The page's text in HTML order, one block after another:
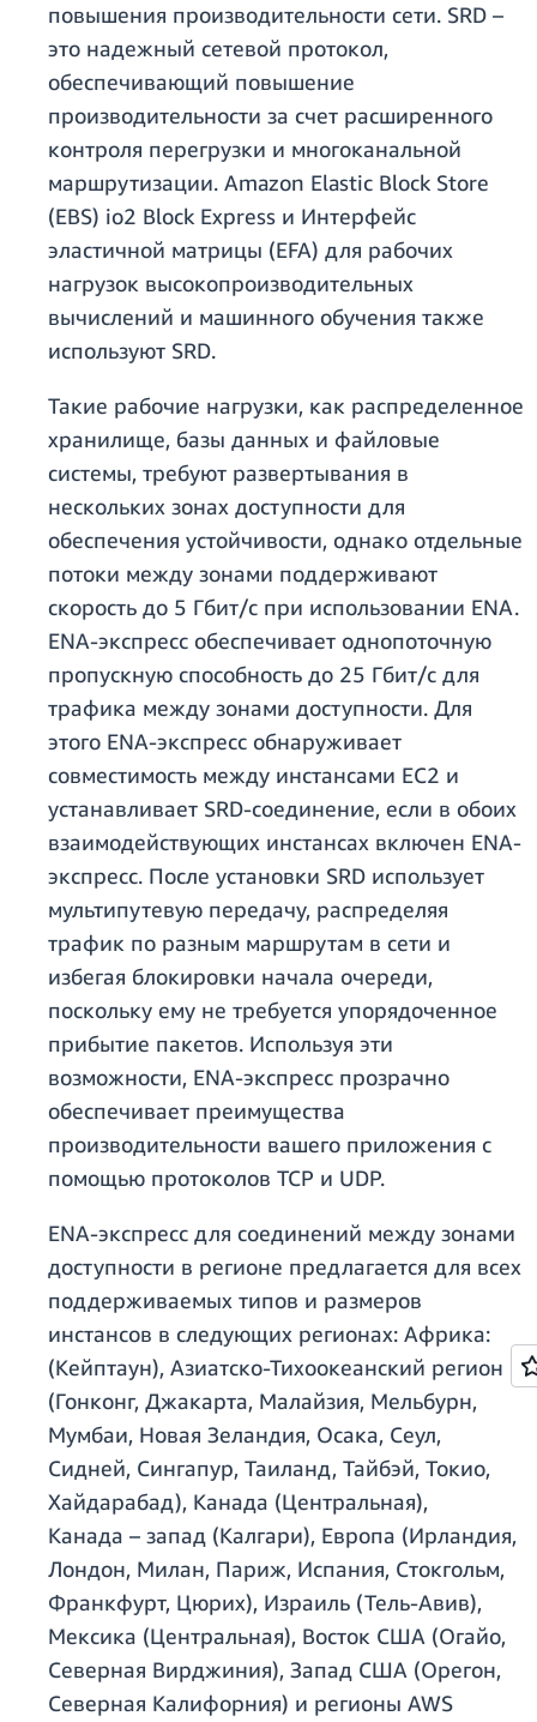
повышения производительности сети. SRD –
это надежный сетевой протокол,
обеспечивающий повышение
производительности за счет расширенного
контроля перегрузки и многоканальной
маршрутизации. Amazon Elastic Block Store
(EBS) io2 Block Express и Интерфейс
эластичной матрицы (EFA) для рабочих
нагрузок высокопроизводительных
вычислений и машинного обучения также
используют SRD.
Такие рабочие нагрузки, как распределенное
хранилище, базы данных и файловые
системы, требуют развертывания в
нескольких зонах доступности для
обеспечения устойчивости, однако отдельные
потоки между зонами поддерживают
скорость до 5 Гбит/с при использовании ENA.
ENA-экспресс обеспечивает однопоточную
пропускную способность до 25 Гбит/с для
трафика между зонами доступности. Для
этого ENA-экспресс обнаруживает
совместимость между инстансами EC2 и
устанавливает SRD-соединение, если в обоих
взаимодействующих инстансах включен ENA-
экспресс. После установки SRD использует
мультипутевую передачу, распределяя
трафик по разным маршрутам в сети и
избегая блокировки начала очереди,
поскольку ему не требуется упорядоченное
прибытие пакетов. Используя эти
возможности, ENA-экспресс прозрачно
обеспечивает преимущества
производительности вашего приложения с
помощью протоколов TCP и UDP.
ENA-экспресс для соединений между зонами
доступности в регионе предлагается для всех
поддерживаемых типов и размеров
инстансов в следующих регионах: Африка:
(Кейптаун), Азиатско-Тихоокеанский регион
(Гонконг, Джакарта, Малайзия, Мельбурн,
Мумбаи, Новая Зеландия, Осака, Сеул,
Сидней, Сингапур, Таиланд, Тайбэй, Токио,
Хайдарабад), Канада (Центральная),
Канада – запад (Калгари), Европа (Ирландия,
Лондон, Милан, Париж, Испания, Стокгольм,
Франкфурт, Цюрих), Израиль (Тель-Авив),
Мексика (Центральная), Восток США (Огайо,
Северная Вирджиния), Запад США (Орегон,
Северная Калифорния) и регионы AWS